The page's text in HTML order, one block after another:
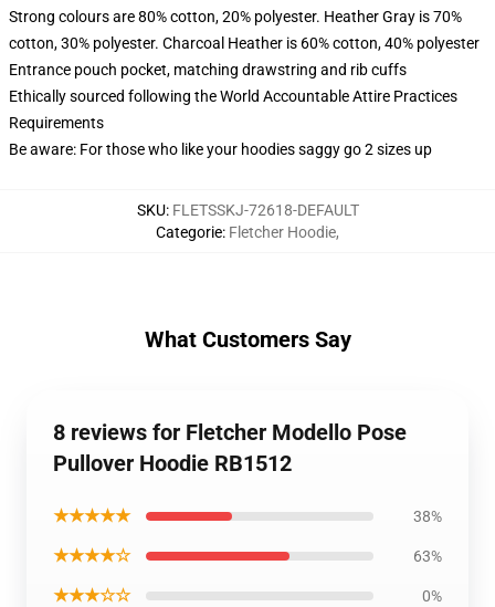
Strong colours are 80% cotton, 20% polyester. Heather Gray is 70%
cotton, 30% polyester. Charcoal Heather is 60% cotton, 40% polyester
Entrance pouch pocket, matching drawstring and rib cuffs
Ethically sourced following the World Accountable Attire Practices
Requirements
Be aware: For those who like your hoodies saggy go 2 sizes up
SKU: FLETSSKJ-72618-DEFAULT
Categorie: Fletcher Hoodie,
What Customers Say
8 reviews for Fletcher Modello Pose
Pullover Hoodie RB1512
★★★★★ 38%
★★★★☆ 63%
★★★☆☆ 0%